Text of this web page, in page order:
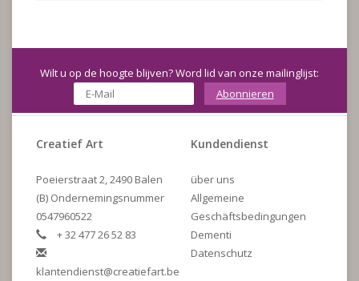
Wilt u op de hoogte blijven? Word lid van onze mailinglijst:
Abonnieren
Creatief Art
Poeierstraat 2, 2490 Balen
(B) Ondernemingsnummer
0547960522
+ 32 477 26 52 83
klantendienst@creatiefart.be
Kundendienst
über uns
Allgemeine
Geschäftsbedingungen
Dementi
Datenschutz